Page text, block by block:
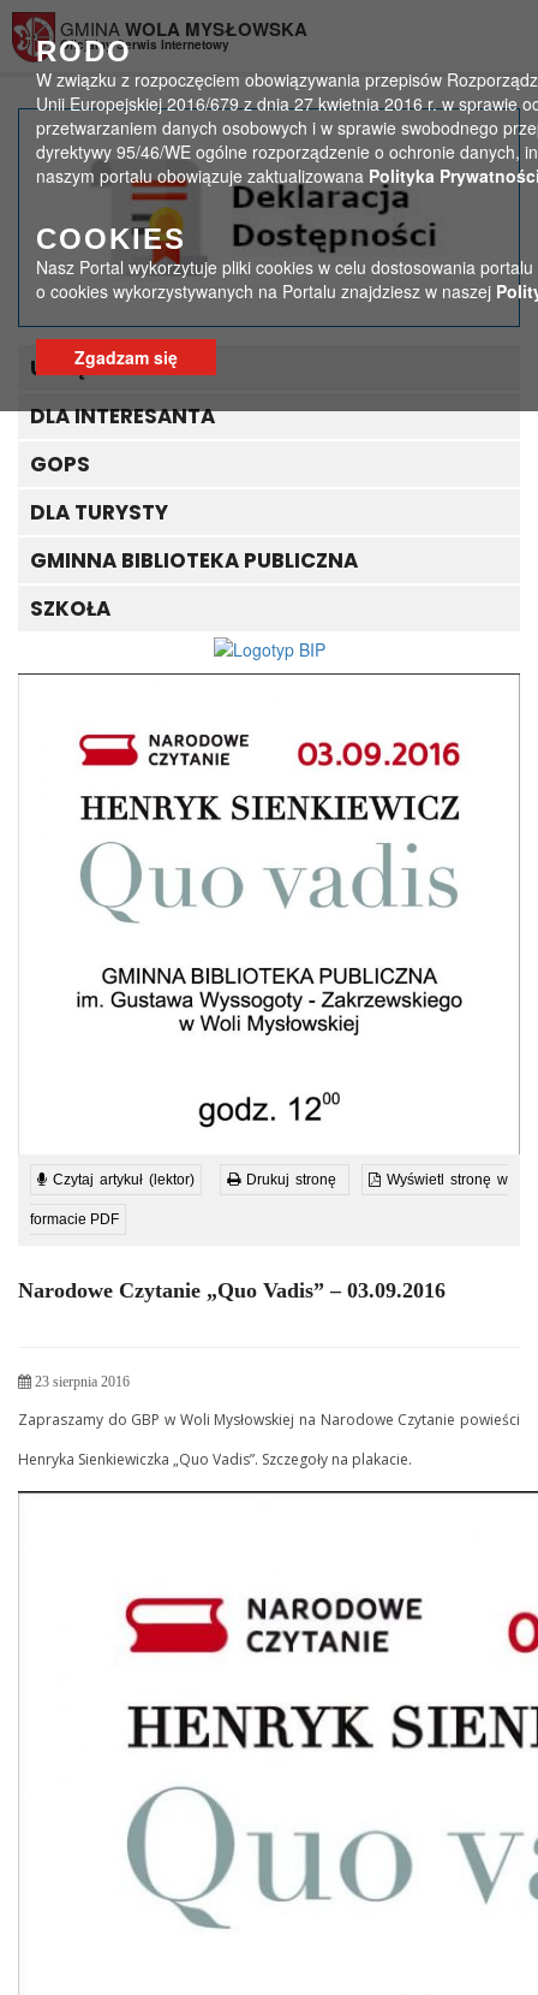
RODO
W związku z rozpoczęciem obowiązywania przepisów
Unii Europejskiej 2016/679 z dnia 27 kwietnia 2016 r. w sprawie
przetwarzaniem danych osobowych i w sprawie swobodnego
dyrektywy 95/46/WE ogólne rozporządzenie o ochronie danych,
naszym portalu obowiązuje zaktualizowana Polityka
COOKIES
Nasz Portal wykorzytuje pliki cookies w celu dostosowania
o cookies wykorzystywanych na Portalu znajdziesz w naszej
Zgadzam się
GMINA WOLA MYSŁOWSKA
Oficjalny Serwis Internetowy
Narodowe Czytanie „Quo
Vadis” – 03.09.2016
Strona główna > Aktualności - biblioteka >
Narodowe Czytanie „Quo Vadis” – 03.09.2016
URZĄD GMINY
DLA INTERESANTA
GOPS
DLA TURYSTY
GMINNA BIBLIOTEKA PUBLICZNA
SZKOŁA
Czytaj artykuł (lektor) Drukuj stronę Wyświetl stronę w
formacie PDF
Narodowe Czytanie „Quo Vadis” – 03.09.2016
23 sierpnia 2016
Zapraszamy do GBP w Woli Mysłowskiej na Narodowe Czytanie powieści
Henryka Sienkiewiczka „Quo Vadis”. Szczegoły na plakacie.